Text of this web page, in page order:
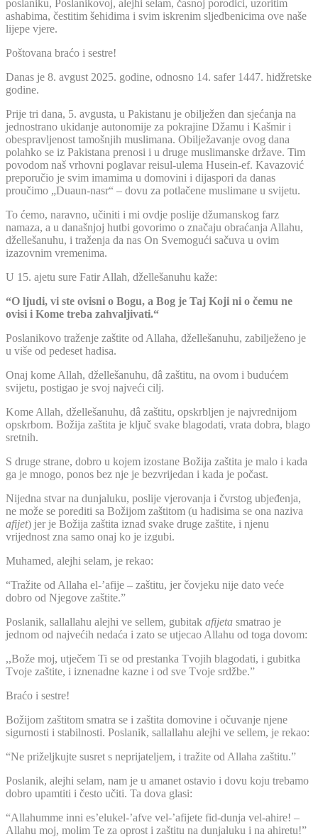
poslaniku, Poslanikovoj, alejhi selam, časnoj porodici, uzoritim
ashabima, čestitim šehidima i svim iskrenim sljedbenicima ove naše
lijepe vjere.
Poštovana braćo i sestre!
Danas je 8. avgust 2025. godine, odnosno 14. safer 1447. hidžretske
godine.
Prije tri dana, 5. avgusta, u Pakistanu je obilježen dan sjećanja na
jednostrano ukidanje autonomije za pokrajine Džamu i Kašmir i
obespravljenost tamošnjih muslimana. Obilježavanje ovog dana
polahko se iz Pakistana prenosi i u druge muslimanske države. Tim
povodom naš vrhovni poglavar reisul-ulema Husein-ef. Kavazović
preporučio je svim imamima u domovini i dijaspori da danas
proučimo „Duaun-nasr“ – dovu za potlačene muslimane u svijetu.
To ćemo, naravno, učiniti i mi ovdje poslije džumanskog farz
namaza, a u današnjoj hutbi govorimo o značaju obraćanja Allahu,
džellešanuhu, i traženja da nas On Svemogući sačuva u ovim
izazovnim vremenima.
U 15. ajetu sure Fatir Allah, džellešanuhu kaže:
“O ljudi, vi ste ovisni o Bogu, a Bog je Taj Koji ni o čemu ne
ovisi i Kome treba zahvaljivati.“
Poslanikovo traženje zaštite od Allaha, džellešanuhu, zabilježeno je
u više od pedeset hadisa.
Onaj kome Allah, džellešanuhu, dâ zaštitu, na ovom i budućem
svijetu, postigao je svoj najveći cilj.
Kome Allah, džellešanuhu, dâ zaštitu, opskrbljen je najvrednijom
opskrbom. Božija zaštita je ključ svake blagodati, vrata dobra, blago
sretnih.
S druge strane, dobro u kojem izostane Božija zaštita je malo i kada
ga je mnogo, ponos bez nje je bezvrijedan i kada je počast.
Nijedna stvar na dunjaluku, poslije vjerovanja i čvrstog ubjeđenja,
ne može se porediti sa Božijom zaštitom (u hadisima se ona naziva
afijet) jer je Božija zaštita iznad svake druge zaštite, i njenu
vrijednost zna samo onaj ko je izgubi.
Muhamed, alejhi selam, je rekao:
“Tražite od Allaha el-’afije – zaštitu, jer čovjeku nije dato veće
dobro od Njegove zaštite.”
Poslanik, sallallahu alejhi ve sellem, gubitak afijeta smatrao je
jednom od najvećih nedaća i zato se utjecao Allahu od toga dovom:
,,Bože moj, utječem Ti se od prestanka Tvojih blagodati, i gubitka
Tvoje zaštite, i iznenadne kazne i od sve Tvoje srdžbe.”
Braćo i sestre!
Božijom zaštitom smatra se i zaštita domovine i očuvanje njene
sigurnosti i stabilnosti. Poslanik, sallallahu alejhi ve sellem, je rekao:
“Ne priželjkujte susret s neprijateljem, i tražite od Allaha zaštitu.”
Poslanik, alejhi selam, nam je u amanet ostavio i dovu koju trebamo
dobro upamtiti i često učiti. Ta dova glasi:
“Allahumme inni es’elukel-’afve vel-’afijete fid-dunja vel-ahire! –
Allahu moj, molim Te za oprost i zaštitu na dunjaluku i na ahiretu!”